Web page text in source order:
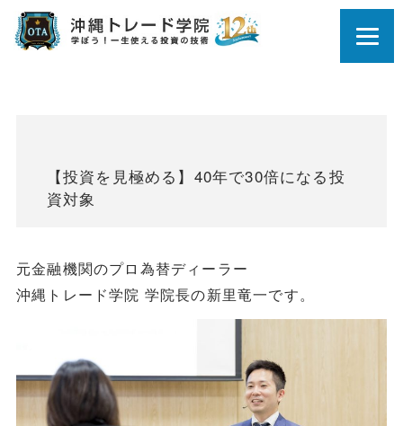
【投資を見極める】40年で30倍になる投
資対象
元金融機関のプロ為替ディーラー
沖縄トレード学院 学院長の新里竜一です。